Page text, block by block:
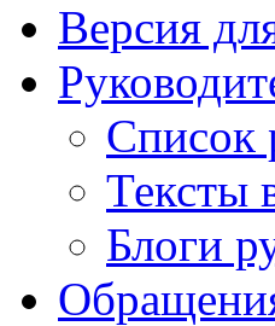
Версия
Список
Тексты
Блоги